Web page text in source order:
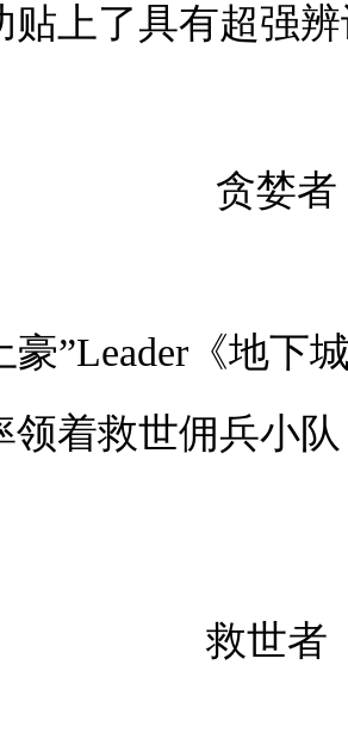
贴上了具有超强
贪婪
豪”Leader《地下
领着救世佣兵小
救世者